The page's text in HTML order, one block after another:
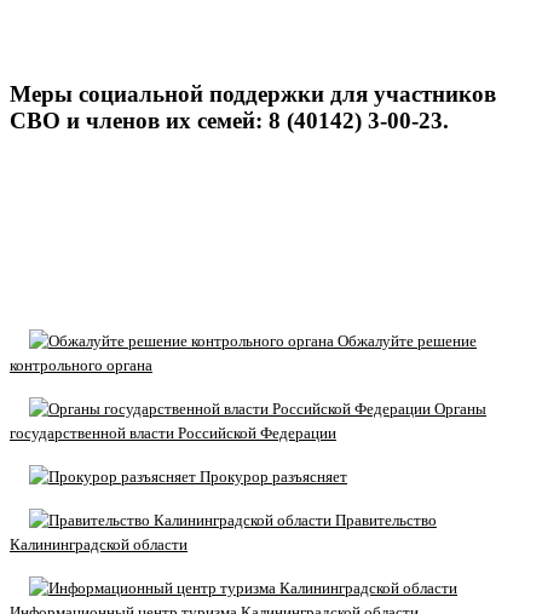
Меры социальной поддержки для участников
СВО и членов их семей: 8 (40142) 3-00-23.
Обжалуйте решение
контрольного органа
Органы
государственной власти Российской Федерации
Прокурор разъясняет
Правительство
Калининградской области